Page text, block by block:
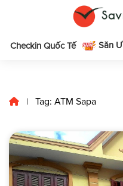
Checkin Quốc Tế Săn
| Tag: ATM Sapa